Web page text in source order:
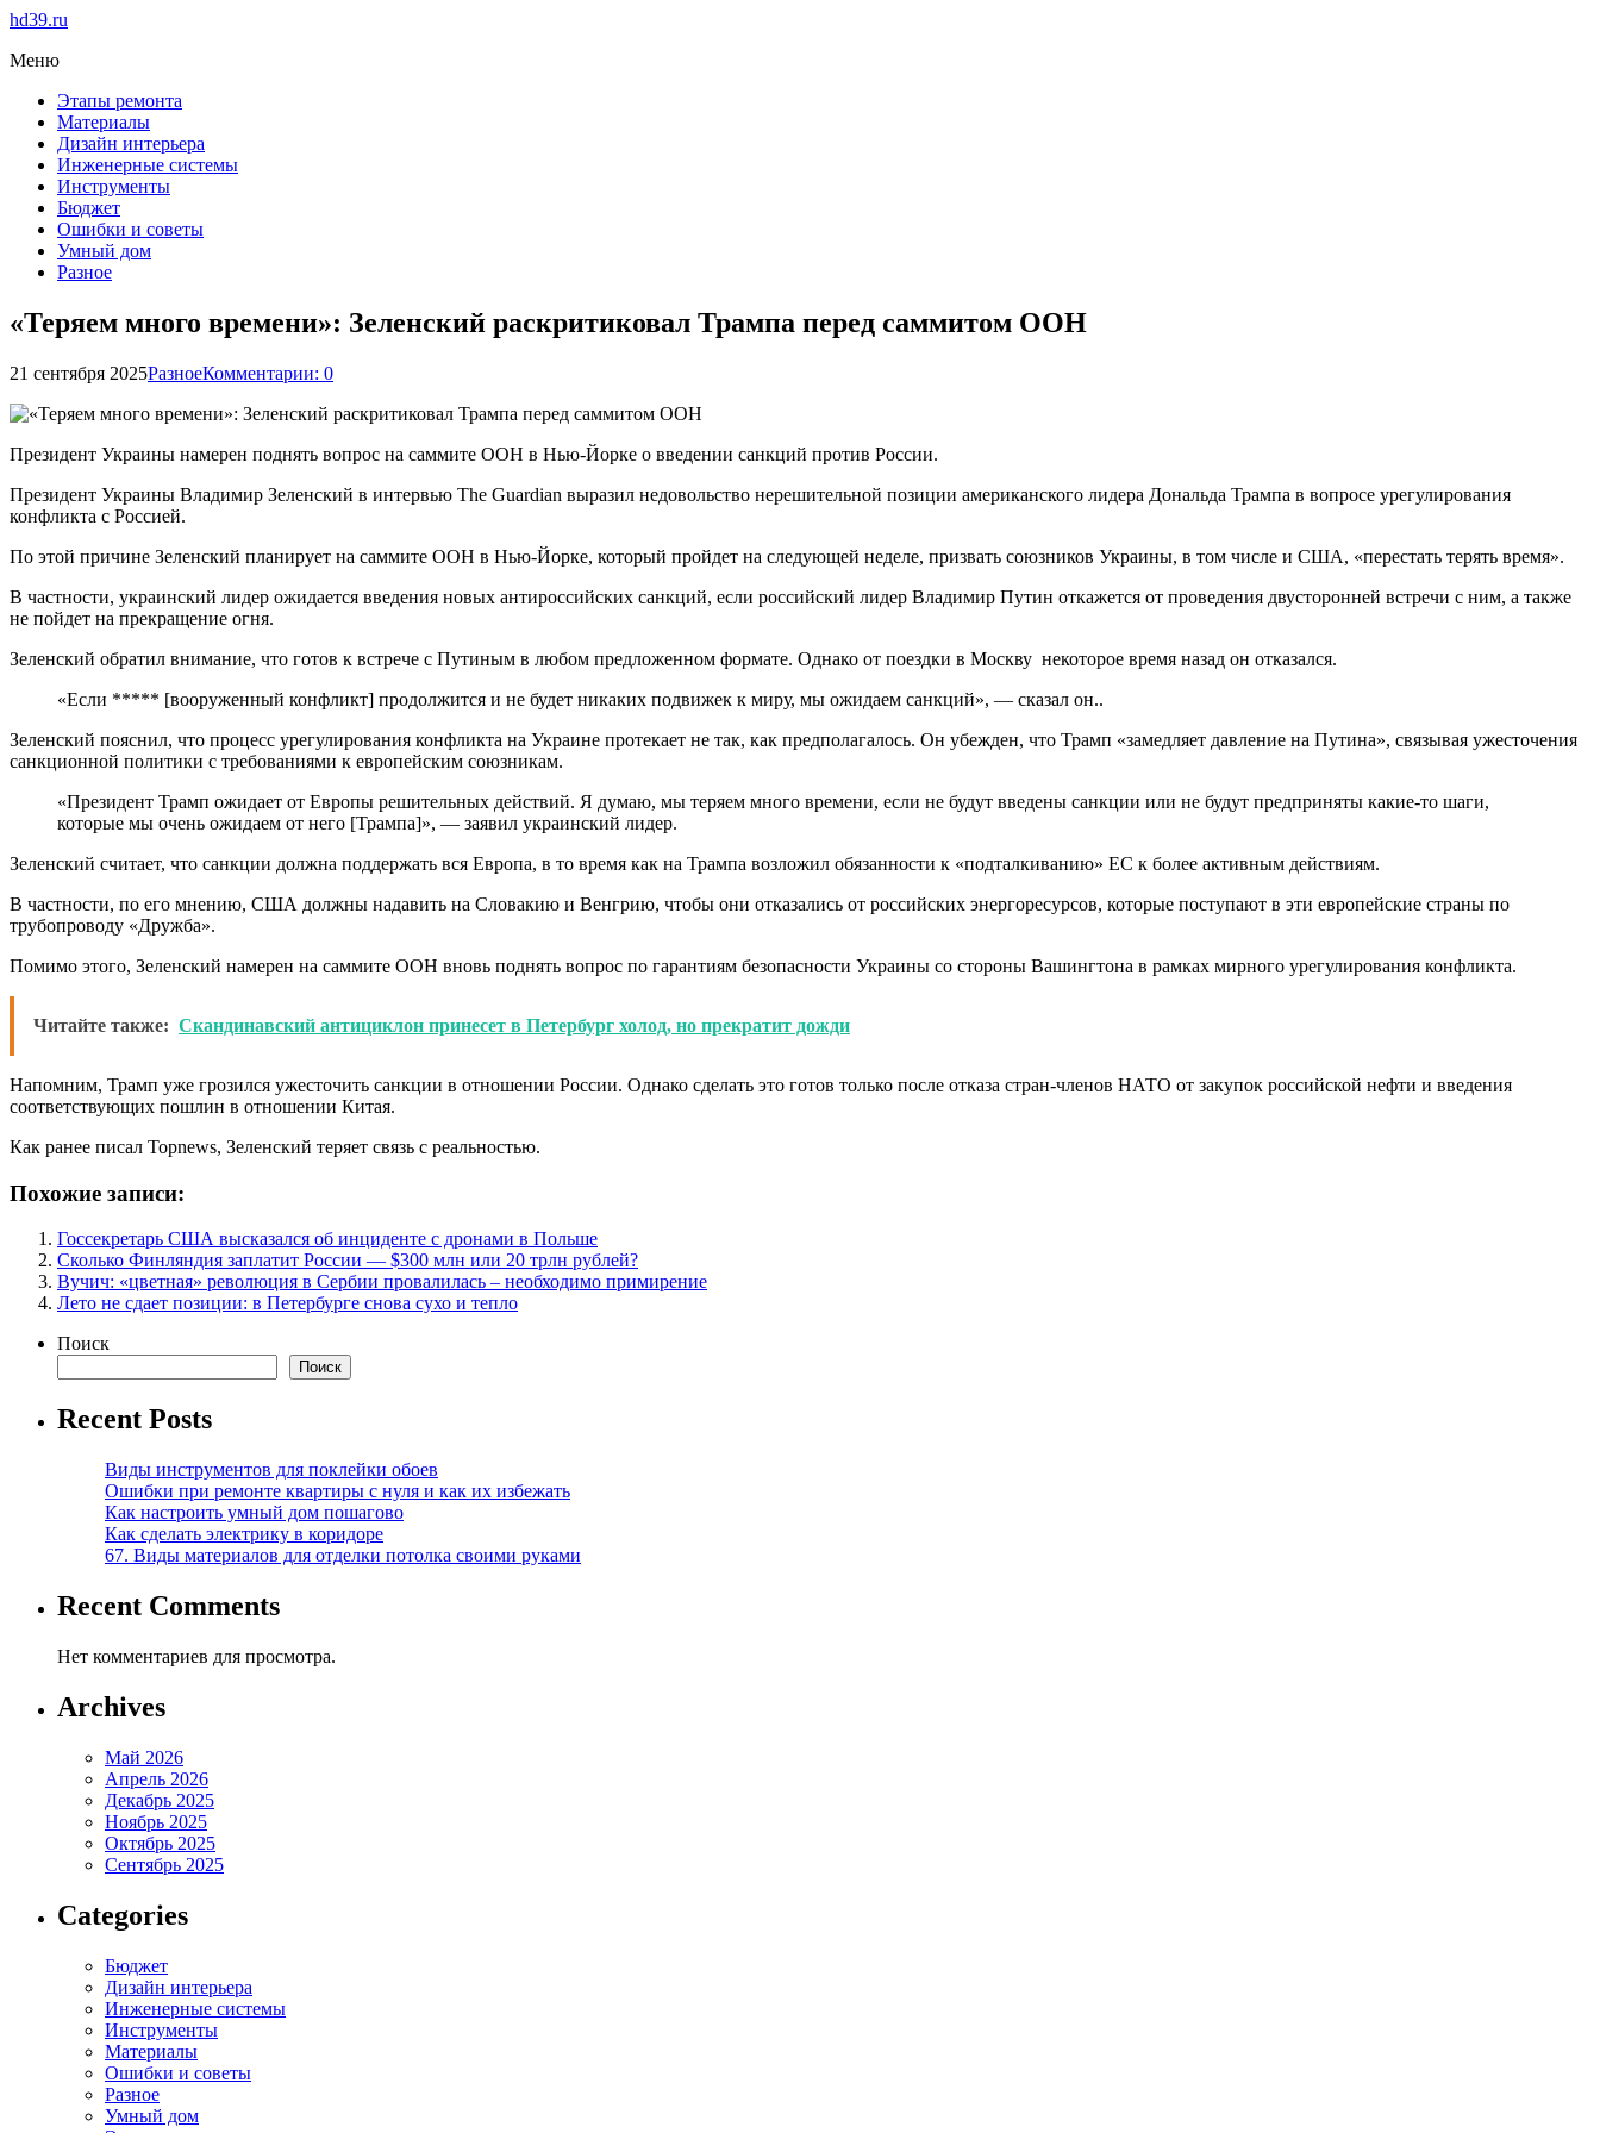
hd39.ru
Меню
Этапы ремонта
Материалы
Дизайн интерьера
Инженерные системы
Инструменты
Бюджет
Ошибки и советы
Умный дом
Разное
«Теряем много времени»: Зеленский раскритиковал Трампа перед саммитом ООН
21 сентября 2025РазноеКомментарии: 0
Президент Украины намерен поднять вопрос на саммите ООН в Нью-Йорке о введении санкций против России.
Президент Украины Владимир Зеленский в интервью The Guardian выразил недовольство нерешительной позиции американского лидера Дональда Трампа в вопросе урегулирования
конфликта с Россией.
По этой причине Зеленский планирует на саммите ООН в Нью-Йорке, который пройдет на следующей неделе, призвать союзников Украины, в том числе и США, «перестать терять время».
В частности, украинский лидер ожидается введения новых антироссийских санкций, если российский лидер Владимир Путин откажется от проведения двусторонней встречи с ним, а также
не пойдет на прекращение огня.
Зеленский обратил внимание, что готов к встрече с Путиным в любом предложенном формате. Однако от поездки в Москву некоторое время назад он отказался.
«Если ***** [вооруженный конфликт] продолжится и не будет никаких подвижек к миру, мы ожидаем санкций», — сказал он..
Зеленский пояснил, что процесс урегулирования конфликта на Украине протекает не так, как предполагалось. Он убежден, что Трамп «замедляет давление на Путина», связывая ужесточения
санкционной политики с требованиями к европейским союзникам.
«Президент Трамп ожидает от Европы решительных действий. Я думаю, мы теряем много времени, если не будут введены санкции или не будут предприняты какие-то шаги,
которые мы очень ожидаем от него [Трампа]», — заявил украинский лидер.
Зеленский считает, что санкции должна поддержать вся Европа, в то время как на Трампа возложил обязанности к «подталкиванию» ЕС к более активным действиям.
В частности, по его мнению, США должны надавить на Словакию и Венгрию, чтобы они отказались от российских энергоресурсов, которые поступают в эти европейские страны по
трубопроводу «Дружба».
Помимо этого, Зеленский намерен на саммите ООН вновь поднять вопрос по гарантиям безопасности Украины со стороны Вашингтона в рамках мирного урегулирования конфликта.
Читайте также: Скандинавский антициклон принесет в Петербург холод, но прекратит дожди
Напомним, Трамп уже грозился ужесточить санкции в отношении России. Однако сделать это готов только после отказа стран-членов НАТО от закупок российской нефти и введения
соответствующих пошлин в отношении Китая.
Как ранее писал Topnews, Зеленский теряет связь с реальностью.
Похожие записи:
Госсекретарь США высказался об инциденте с дронами в Польше
Сколько Финляндия заплатит России — $300 млн или 20 трлн рублей?
Вучич: «цветная» революция в Сербии провалилась – необходимо примирение
Лето не сдает позиции: в Петербурге снова сухо и тепло
Поиск
Поиск
Recent Posts
Виды инструментов для поклейки обоев
Ошибки при ремонте квартиры с нуля и как их избежать
Как настроить умный дом пошагово
Как сделать электрику в коридоре
67. Виды материалов для отделки потолка своими руками
Recent Comments
Нет комментариев для просмотра.
Archives
Май 2026
Апрель 2026
Декабрь 2025
Ноябрь 2025
Октябрь 2025
Сентябрь 2025
Categories
Бюджет
Дизайн интерьера
Инженерные системы
Инструменты
Материалы
Ошибки и советы
Разное
Умный дом